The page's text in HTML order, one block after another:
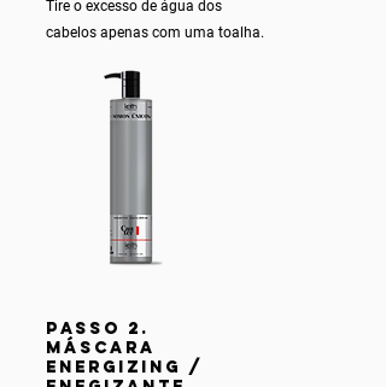
Tire o excesso de água dos
cabelos apenas com uma toalha.
PASSO 2.
MÁSCARA
ENERGIZING /